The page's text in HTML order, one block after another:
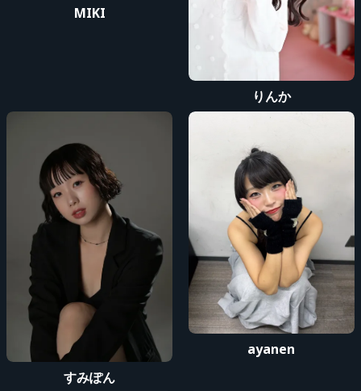
MIKI
りんか
すみぽん
ayanen